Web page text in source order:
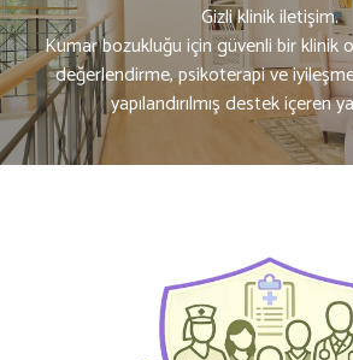
Gizli klinik iletişim.
Kumar bozukluğu için güvenli bir klinik
değerlendirme, psikoterapi ve
yapılandırılmış destek içeren